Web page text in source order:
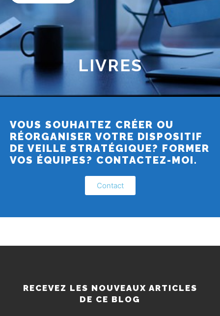
LIVRES
VOUS SOUHAITEZ CRÉER OU
RÉORGANISER VOTRE DISPOSITIF
DE VEILLE STRATÉGIQUE? FORMER
VOS ÉQUIPES? CONTACTEZ-MOI.
Contact
RECEVEZ LES NOUVEAUX ARTICLES
DE CE BLOG